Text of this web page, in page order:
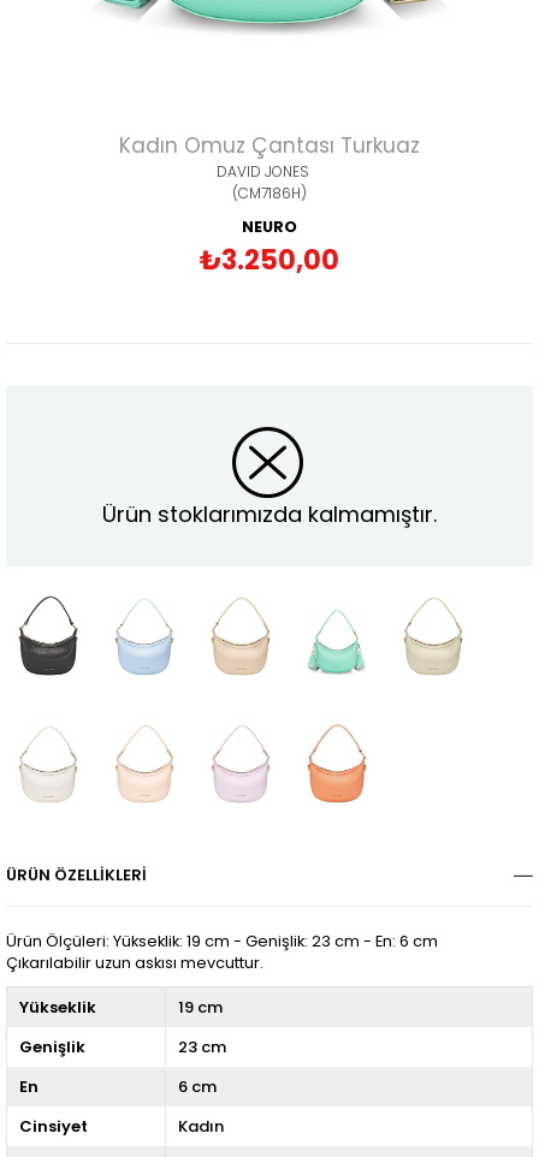
Kadın Omuz Çantası Turkuaz
DAVID JONES
(CM7186H)
NEURO
₺3.250,00
Ürün stoklarımızda kalmamıştır.
ÜRÜN ÖZELLIKLERI
Ürün Ölçüleri: Yükseklik: 19 cm - Genişlik: 23 cm - En: 6 cm
Çıkarılabilir uzun askısı mevcuttur.
Yükseklik
19 cm
Genişlik
23 cm
En
6 cm
Cinsiyet
Kadın